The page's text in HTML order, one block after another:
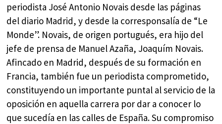
periodista José Antonio Novais desde las páginas
del diario Madrid, y desde la corresponsalía de “Le
Monde”. Novais, de origen portugués, era hijo del
jefe de prensa de Manuel Azaña, Joaquím Novais.
Afincado en Madrid, después de su formación en
Francia, también fue un periodista comprometido,
constituyendo un importante puntal al servicio de la
oposición en aquella carrera por dar a conocer lo
que sucedía en las calles de España. Su compromiso